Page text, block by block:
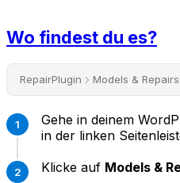
Wo findest du es?
RepairPlugin Models & Repairs
Gehe in deinem
in der linken
Klicke auf Models &